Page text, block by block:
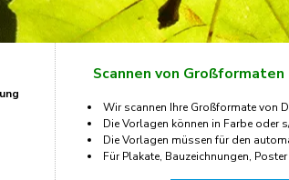
Scannen von Großformaten
Wir scannen Ihre Großformate von
Die Vorlagen können in Farbe oder
Die Vorlagen müssen für den
Für Plakate, Bauzeichnungen,